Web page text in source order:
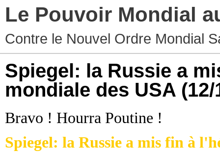
Le Pouvoir Mondial
Contre le Nouvel Ordre Mondial
Spiegel: la Russie a
mondiale des USA (12/
Bravo ! Hourra Poutine !
Spiegel: la Russie a mis fin à